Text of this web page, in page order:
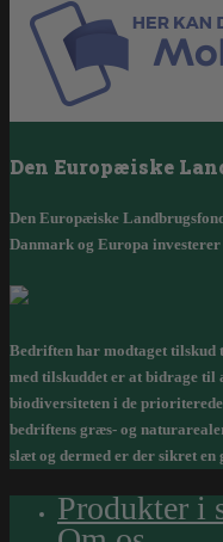
Den Europæiske
Den Europæiske
Danmark og Europa
Bedriften har modtaget
med tilskuddet er at bidrage til
biodiversiteten i de
bedriftens græs- og
slæt og dermed er der sikret
Produkter i